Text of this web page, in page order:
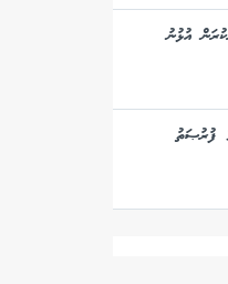
އުޅުނު
ފުރުޞަތު